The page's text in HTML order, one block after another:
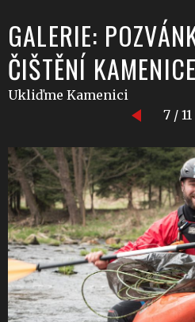
GALERIE:
ČIŠTĚNÍ
Ukliďme Kamenici
7 / 11